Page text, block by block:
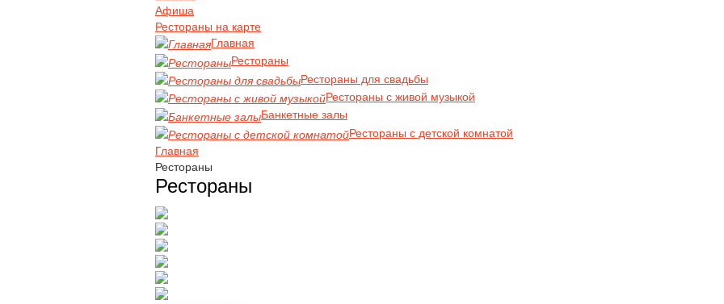
Афиша
Рестораны на карте
Главная
Рестораны
Рестораны для свадьбы
Рестораны с живой музыкой
Банкетные залы
Рестораны с детской комнатой
Главная
Рестораны
Рестораны